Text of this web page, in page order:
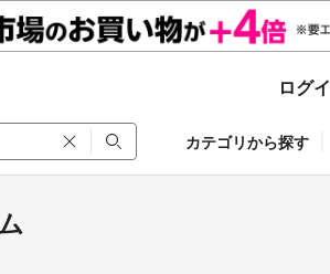
ログ
カテゴリから探す